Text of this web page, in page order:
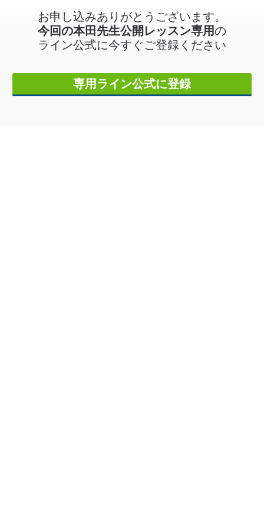
お申し込みありがとうございます。
今回の本田先生公開レッスン専用の
ライン公式に今すぐご登録ください
専用ライン公式に登録